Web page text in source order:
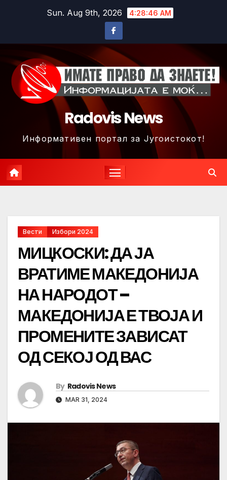
Sun. Aug 9th, 2026 4:28:47 AM
Radovis News
Информативен портал за Југоистокот!
Вести Избори 2024
МИЦКОСКИ: ДА ЈА
ВРАТИМЕ МАКЕДОНИЈА
НА НАРОДОТ –
МАКЕДОНИЈА Е ТВОЈА И
ПРОМЕНИТЕ ЗАВИСАТ
ОД СЕКОЈ ОД ВАС
By Radovis News
MAR 31, 2024